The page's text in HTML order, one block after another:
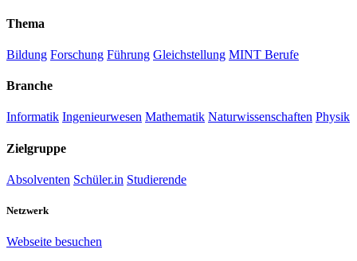
Thema
Bildung Forschung Führung Gleichstellung MINT Berufe
Branche
Informatik Ingenieurwesen Mathematik Naturwissenschaften Physik
Zielgruppe
Absolventen Schüler.in Studierende
Netzwerk
Webseite besuchen